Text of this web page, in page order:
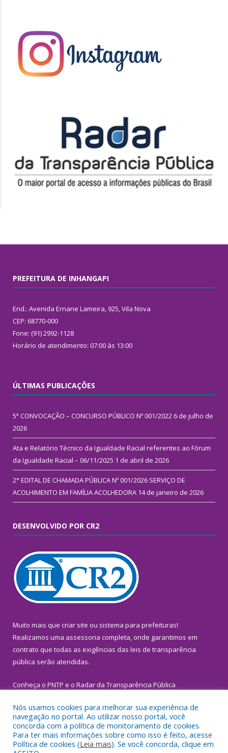
PREFEITURA DE INHANGAPI
End.: Avenida Ernane Lameira, 925, Vila Nova
CEP: 68770-000
Fone: (91) 2992-1128
Horário de atendimento: 07:00 às 13:00
ÚLTIMAS PUBLICAÇÕES
5ª CONVOCAÇÃO – CONCURSO PÚBLICO Nº 001/2022 6 de julho de
2026
Ata e Relatório Técnico da Igualdade Racial referentes ao Fórum
da Igualdade Racial – 06/11/2025 1 de abril de 2026
2° EDITAL DE CHAMADA PÚBLICA Nº 001/2026 SERVIÇO DE
ACOLHIMENTO EM FAMÍLIA ACOLHEDORA 14 de janeiro de 2026
DESENVOLVIDO POR CR2
Muito mais que criar site ou sistema para prefeituras!
Realizamos uma assessoria completa, onde garantimos em
contrato que todas as exigências das leis de transparência
pública serão atendidas.
Conheça o PNTP e o Radar da Transparência Pública
Todos os direitos reservados a Prefeitura Municipal de
Inhangapi.
Nós usamos cookies para melhorar sua experiência de
navegação no portal. Ao utilizar nosso portal, você
concorda com a política de monitoramento de cookies.
Para ter mais informações sobre como isso é feito, acesse
Política de cookies (Leia mais). Se você concorda, clique em